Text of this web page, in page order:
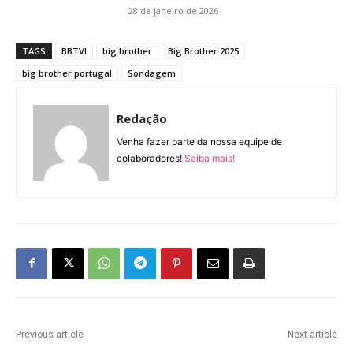
28 de janeiro de 2026
TAGS BBTVI big brother
Big Brother 2025
big brother portugal
Sondagem
Redação
Venha fazer parte da nossa equipe de
colaboradores! Saiba mais!
Previous article Next article